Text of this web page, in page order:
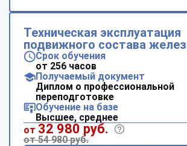
Техническая эксплуатация
подвижного состава
Срок обучения
от 256 часов
Получаемый документ
Диплом о профессиональной
переподготовке
Обучение на базе
Высшее, среднее
от 32 980 руб.
от 54 980 руб.